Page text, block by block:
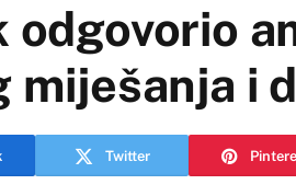
odgovorio
miješanja i
Twitter